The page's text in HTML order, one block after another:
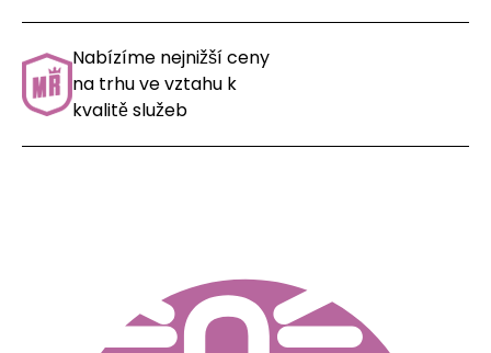
Nabízíme nejnižší ceny
na trhu ve vztahu k
kvalitě služeb